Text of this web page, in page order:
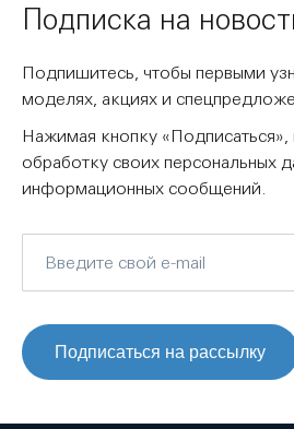
Подписка на
Подпишитесь, чтобы первыми
моделях, акциях и
Нажимая кнопку «Подписаться»,
обработку своих персональных
информационных сообщений.
Подписаться на рассылку